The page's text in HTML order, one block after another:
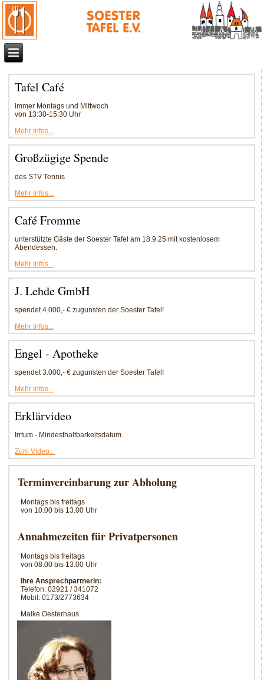
Tafel Café
immer Montags und Mittwoch
von 13:30-15:30 Uhr
Mehr Infos...
Großzügige Spende
des STV Tennis
Mehr Infos...
Café Fromme
unterstützte Gäste der Soester Tafel am 18.9.25 mit kostenlosem
Abendessen.
Mehr Infos...
J. Lehde GmbH
spendet 4.000,- € zugunsten der Soester Tafel!
Mehr Infos...
Engel - Apotheke
spendet 3.000,- € zugunsten der Soester Tafel!
Mehr Infos...
Erklärvideo
Irrtum - Mindesthaltbarkeitsdatum
Zum Video...
Terminvereinbarung zur Abholung
Montags bis freitags
von 10.00 bis 13.00 Uhr
Annahmezeiten für Privatpersonen
Montags bis freitags
von 08.00 bis 13.00 Uhr
Ihre Ansprechpartnerin:
Telefon: 02921 / 341072
Mobil: 0173/2773634
Maike Oesterhaus